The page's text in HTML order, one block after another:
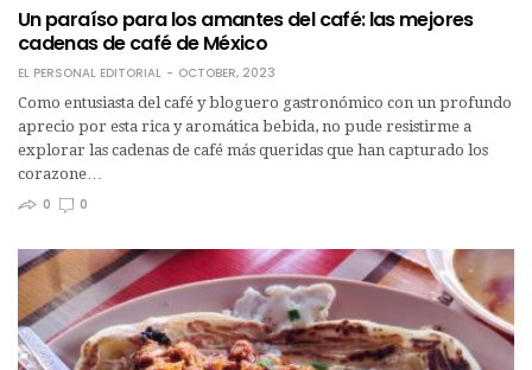
Un paraíso para los amantes del café: las mejores
cadenas de café de México
EL PERSONAL EDITORIAL
OCTOBER, 2023
Como entusiasta del café y bloguero gastronómico con un profundo
aprecio por esta rica y aromática bebida, no pude resistirme a
explorar las cadenas de café más queridas que han capturado los
corazone…
0
0